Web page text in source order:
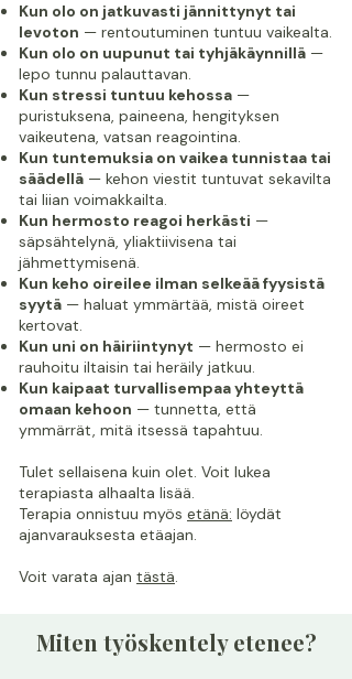
Kun olo on jatkuvasti jännittynyt tai
levoton — rentoutuminen tuntuu vaikealta.
Kun olo on uupunut tai tyhjäkäynnillä —
lepo tunnu palauttavan.
Kun stressi tuntuu kehossa —
puristuksena, paineena, hengityksen
vaikeutena, vatsan reagointina.
Kun tuntemuksia on vaikea tunnistaa tai
säädellä — kehon viestit tuntuvat sekavilta
tai liian voimakkailta.
Kun hermosto reagoi herkästi —
säpsähtelynä, yliaktiivisena tai
jähmettymisenä.
Kun keho oireilee ilman selkeää fyysistä
syytä — haluat ymmärtää, mistä oireet
kertovat.
Kun uni on häiriintynyt — hermosto ei
rauhoitu iltaisin tai heräily jatkuu.
Kun kaipaat turvallisempaa yhteyttä
omaan kehoon — tunnetta, että
ymmärrät, mitä itsessä tapahtuu.
Tulet sellaisena kuin olet. Voit lukea
terapiasta alhaalta lisää.
Terapia onnistuu myös etänä: löydät
ajanvarauksesta etäajan.
Voit varata ajan tästä.
Miten työskentely etenee?